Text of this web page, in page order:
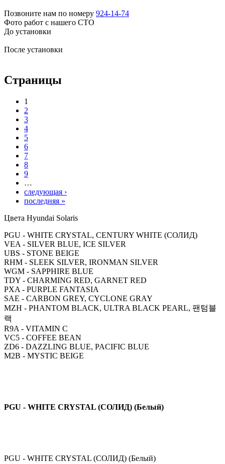
Позвоните нам по номеру 924-14-74
Фото работ с нашего СТО
До установки
После установки
Страницы
1
2
3
4
5
6
7
8
9
…
следующая ›
последняя »
Цвета Hyundai Solaris
PGU - WHITE CRYSTAL, CENTURY WHITE (СОЛИД)
VEA - SILVER BLUE, ICE SILVER
UBS - STONE BEIGE
RHM - SLEEK SILVER, IRONMAN SILVER
WGM - SAPPHIRE BLUE
TDY - CHARMING RED, GARNET RED
PXA - PURPLE FANTASIA
SAE - CARBON GREY, CYCLONE GRAY
MZH - PHANTOM BLACK, ULTRA BLACK PEARL, 팬텀블
랙
R9A - VITAMIN C
VC5 - COFFEE BEAN
ZD6 - DAZZLING BLUE, PACIFIC BLUE
M2B - MYSTIC BEIGE
PGU - WHITE CRYSTAL (СОЛИД) (Белый)
PGU - WHITE CRYSTAL (СОЛИД) (Белый)